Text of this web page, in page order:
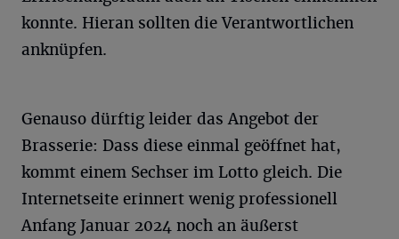
konnte. Hieran sollten die Verantwortlichen
anknüpfen.
Genauso dürftig leider das Angebot der
Brasserie: Dass diese einmal geöffnet hat,
kommt einem Sechser im Lotto gleich. Die
Internetseite erinnert wenig professionell
Anfang Januar 2024 noch an äußerst